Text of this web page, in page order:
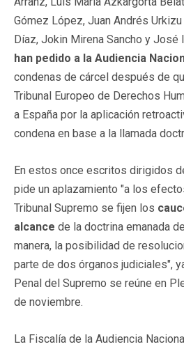
Gómez López, Juan Andrés
Díaz, Jokin Mirena Sancho y José
han pedido a la Audiencia
condenas de cárcel después de
Tribunal Europeo de Derechos
a España por la aplicación
condena en base a la llamada
En estos once escritos dirigidos
pide un aplazamiento "a los
Tribunal Supremo se fijen los
alcance de la doctrina emanada
manera, la posibilidad de
parte de dos órganos judiciales",
Penal del Supremo se reúne en
de noviembre.
La Fiscalía de la Audiencia